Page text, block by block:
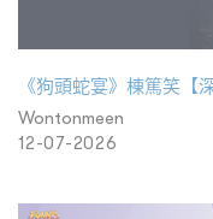
《狗頭蛇宴》棟篤笑【
Wontonmeen
12-07-2026